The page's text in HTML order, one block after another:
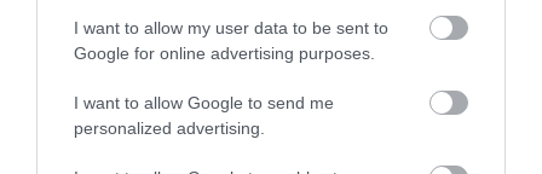
I want to allow my user data to be sent to
Google for online advertising purposes.
I want to allow Google to send me
personalized advertising.